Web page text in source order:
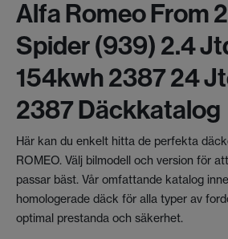
Alfa Romeo From
Spider (939) 2.4
154kwh 2387 24
2387 Däckkatalog
Här kan du enkelt hitta de perfekta
ROMEO. Välj bilmodell och version för
passar bäst. Vår omfattande katalog
homologerade däck för alla typer av
optimal prestanda och säkerhet.